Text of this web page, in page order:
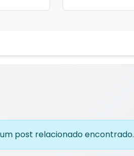
post relacionado encontrado.